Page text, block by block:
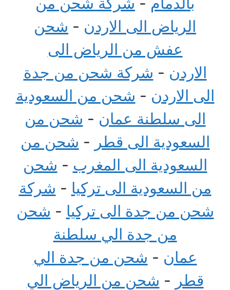
الرياض الى الاردن - شحن
عفش من الرياض الى
الاردن - شركة شحن من جدة
الى الاردن - شحن من السعودية
الى سلطنة عمان - شحن من
السعودية الى قطر - شحن من
السعودية الى المغرب - شحن
من السعودية الى تركيا - شركة
شحن من جدة الى تركيا - شحن
من جدة الي سلطنة
عمان - شحن من جدة الي
قطر - شحن من الرياض الي